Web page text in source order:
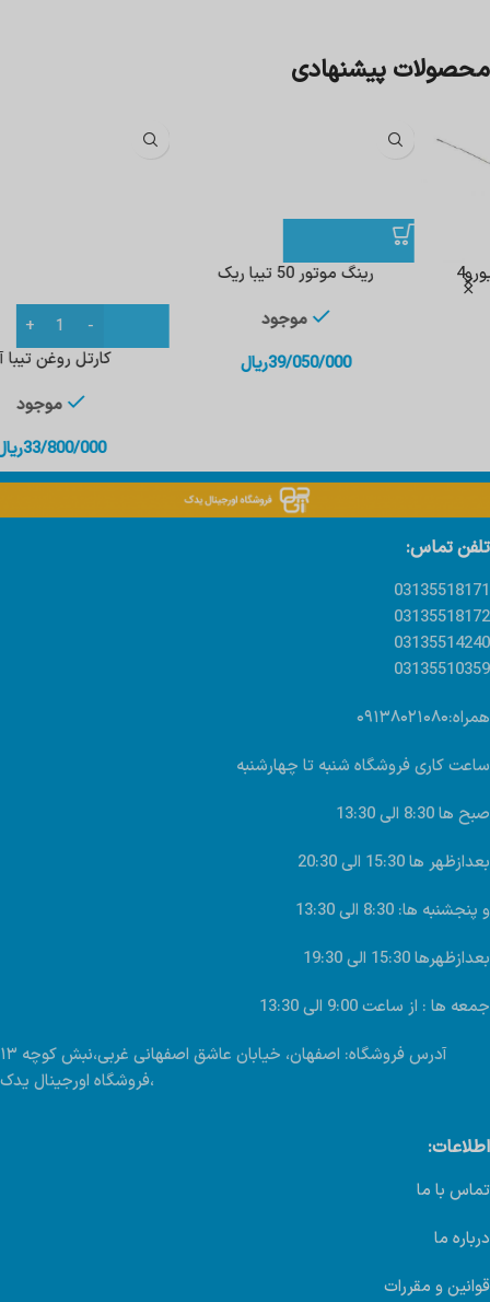
محصولات پیشنهادی
رینگ موتور 50 تیبا ریک
39/050/000ریال
کارتل روغن تیبا آپا
33/800/000ریال
تلفن تماس:
03135518171
03135518172
03135514240
03135510359
همراه:۰۹۱۳۸۰۲۱۰۸۰
ساعت کاری فروشگاه شنبه تا چهارشنبه
صبح ها 8:30 الی 13:30
بعدازظهر ها 15:30 الی 20:30
و پنجشنبه ها: 8:30 الی 13:30
بعدازظهرها 15:30 الی 19:30
جمعه ها : از ساعت 9:00 الی 13:30
آدرس فروشگاه: اصفهان، خیابان عاشق اصفهانی غربی،نبش کوچه ۱۳
،فروشگاه اورجینال یدک
اطلاعات:
تماس با ما
درباره ما
قوانین و مقررات